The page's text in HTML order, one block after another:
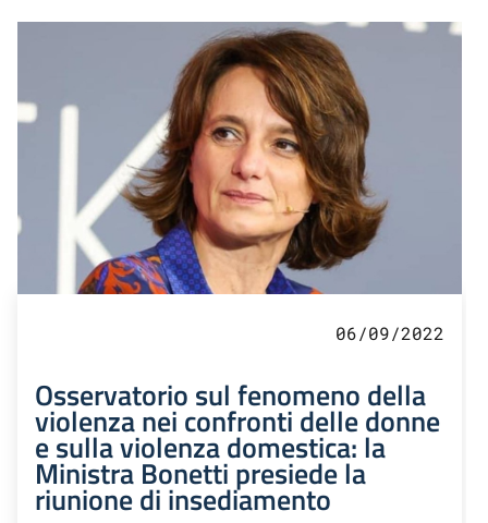
06/09/2022
Osservatorio sul fenomeno della
violenza nei confronti delle donne
e sulla violenza domestica: la
Ministra Bonetti presiede la
riunione di insediamento